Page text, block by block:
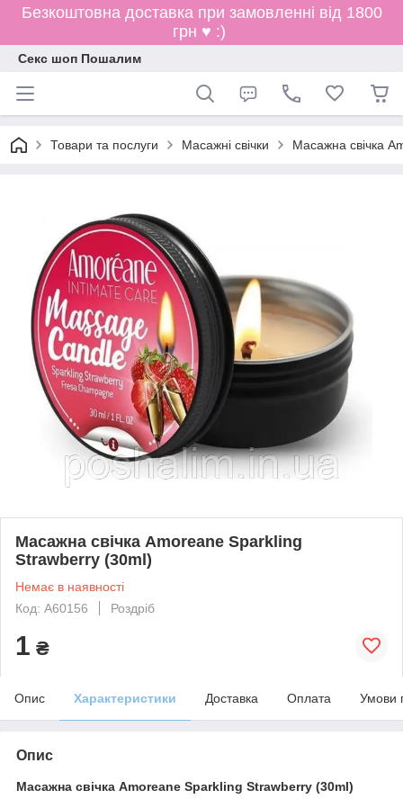
Безкоштовна доставка при замовленні від 1800
грн ♥ :)
Секс шоп Пошалим
Товари та послуги Масажні свічки Масажна свічка
Масажна свічка Amoreane Sparkling
Strawberry (30ml)
Немає в наявності
Код: A60156
Роздріб
1 ₴
Опис Характеристики Доставка Оплата Умови
Опис
Масажна свічка Amoreane Sparkling Strawberry (30ml)